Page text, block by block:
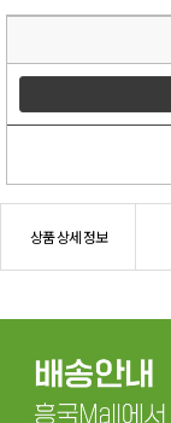
상품 상세 정보